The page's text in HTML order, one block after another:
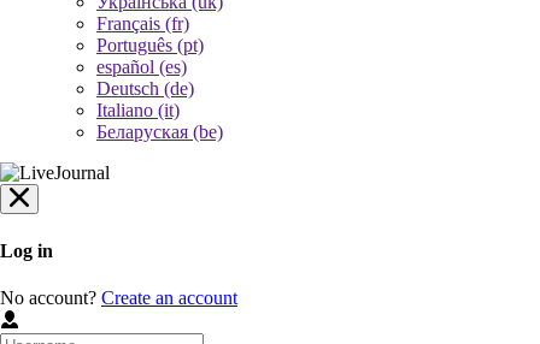
Français (fr)
Português (pt)
español (es)
Deutsch (de)
Italiano (it)
Беларуская (be)
Log in
No account? Create an account